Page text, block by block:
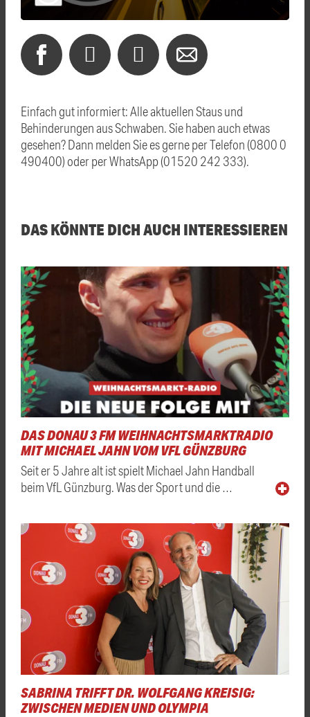
Einfach gut informiert: Alle aktuellen Staus und
Behinderungen aus Schwaben. Sie haben auch etwas
gesehen? Dann melden Sie es gerne per Telefon (0800 0
490400) oder per WhatsApp (01520 242 333).
DAS KÖNNTE DICH AUCH INTERESSIEREN
DAS DONAU 3 FM WEIHNACHTSMARKTRADIO
MIT MICHAEL JAHN VOM VFL GÜNZBURG
Seit er 5 Jahre alt ist spielt Michael Jahn Handball
beim VfL Günzburg. Was der Sport und die …
SABRINA TRIFFT DR. WOLFGANG KREISIG:
ZWISCHEN MEDIEN UND OLYMPIA